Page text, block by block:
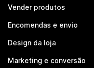
Vender produtos
Encomendas e envio
Design da loja
Marketing e conversão